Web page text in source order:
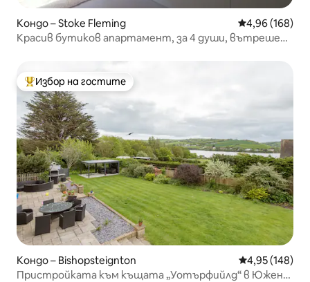
Кондо – Stoke Fleming Средна
4,96 (168)
Красив бутиков апартамент, за 4 души, вътрешен
Най-популярен избор на гостите
Избор на гостите
Кондо – Bishopsteignton Средна
4,95 (148)
Пристройката към къщата „Уотърфийлд“ в Южен